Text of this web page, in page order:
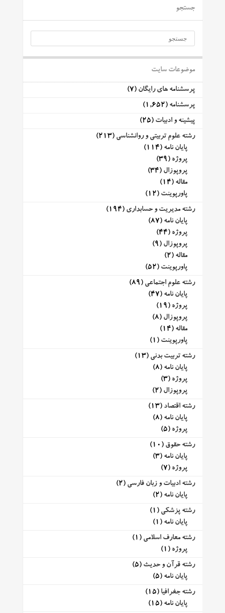
جستجو
موضوعات سایت
پرسشنامه های رایگان (7)
پرسشنامه (1,652)
پیشینه و ادبیات (25)
رشته علوم تربیتی و روانشناسی (213)
پایان نامه (114)
پروژه (39)
پروپوزال (34)
مقاله (14)
پاورپوینت (12)
رشته مدیریت و حسابداری (194)
پایان نامه (87)
پروژه (44)
پروپوزال (9)
مقاله (2)
پاورپوینت (52)
رشته علوم اجتماعی (89)
پایان نامه (47)
پروژه (19)
پروپوزال (8)
مقاله (14)
پاورپوینت (1)
رشته تربیت بدنی (13)
پایان نامه (8)
پروژه (3)
پروپوزال (2)
رشته اقتصاد (13)
پایان نامه (8)
پروژه (5)
رشته حقوق (10)
پایان نامه (3)
پروژه (7)
رشته ادبیات و زبان فارسی (2)
پایان نامه (2)
رشته پزشکی (1)
پایان نامه (1)
رشته معارف اسلامی (1)
پروژه (1)
رشته قرآن و حدیث (5)
پایان نامه (5)
رشته جغرافیا (15)
پایان نامه (15)